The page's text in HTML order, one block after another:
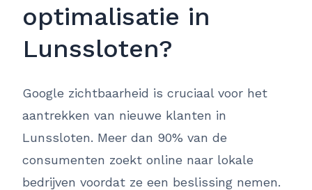
optimalisatie in
Lunssloten?
Google zichtbaarheid is cruciaal voor het
aantrekken van nieuwe klanten in
Lunssloten. Meer dan 90% van de
consumenten zoekt online naar lokale
bedrijven voordat ze een beslissing nemen.